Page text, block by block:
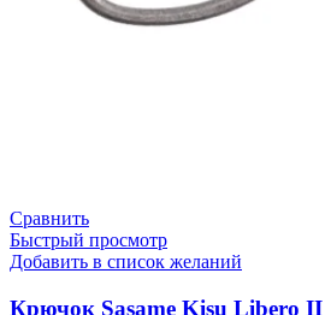
Сравнить
Быстрый просмотр
Добавить в список желаний
Крючок Sasame Kisu Libero